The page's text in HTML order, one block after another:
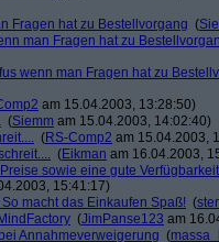
Fragen hat zu Bestellvorgang (
man Fragen hat zu
wenn man Fragen hat zu
am 15.04.2003, 13:28:50)
(Siemm am 15.04.2003, 14:02:40)
(RS-Comp2 am 15.04.2003,
(Eikman am 16.04.2003,
sowie eine gute
15:41:17)
macht das Einkaufen Spaß! (
(JimPanse123 am
Annahmeverweigerung (